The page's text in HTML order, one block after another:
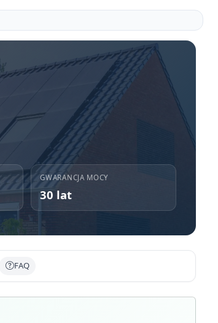
GWARANCJA MOCY
30 lat
FAQ